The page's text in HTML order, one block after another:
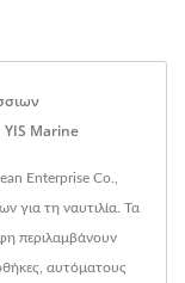
Marine
Enterprise Co.,
για τη ναυτιλία. Τα
περιλαμβάνουν
αυτόματους